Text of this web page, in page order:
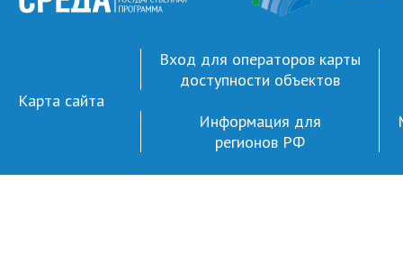
Карта сайта
Вход для операторов карты
доступности объектов
Информация для
регионов РФ